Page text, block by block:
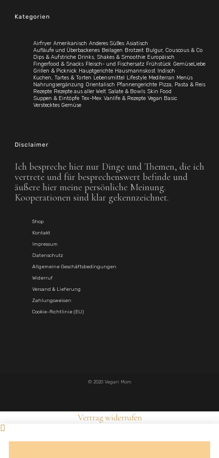
Kategorien
Airfryer Amerikanisch Anderes Süßes Asiatisch
Aufläufe und Überbackenes Beilagen Brotzeit Bulgur, Couscous & Co
Dips & Aufstriche Drinks, Shakes & Smoothie Europäisch
Fingerfood & Snacks Fleisch- und Fischersatz Frühstück GemüseLiebe
Grillen & Picknick Hauptgerichte Hausmannskost Indisch
Kuchen, Tartes & Torten Lebensmittel Lifestyle Mediterran Menüs
Nahrungsergänzung Orientalisch Pfannengerichte Pizza, Pasta & Reis
Rezepte Rezepte aus aller Welt Salate & Bowls Skin Food
Suppen & Eintöpfe Tex-Mex Vanlife & Rezepte Vegan Basic
Verstecktes Gemüse
Disclaimer
Ich bespreche hier nur Dinge und Themen, die ich
vertrete und für besprechenswert befinde und
äußere hier meine persönliche Meinung.
Kooperationen sind klar gekennzeichnet.
Shop
Kontakt
Impressum
Datenschutz
Allgemeine Geschäftsbedingungen
Widerruf
Versand & Lieferung
Zahlungsweisen
Cookie-Richtlinie (EU)
© 2020 Vegan Mom
Vertrag widerrufen